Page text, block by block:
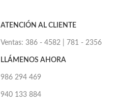
ATENCIÓN AL CLIENTE
Ventas: 386 - 4582 | 781 - 2356
LLÁMENOS AHORA
986 294 469
940 133 884